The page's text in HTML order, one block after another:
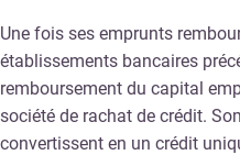
Une fois ses emprunts
établissements bancaires
remboursement du capital
société de rachat de crédit.
convertissent en un crédit